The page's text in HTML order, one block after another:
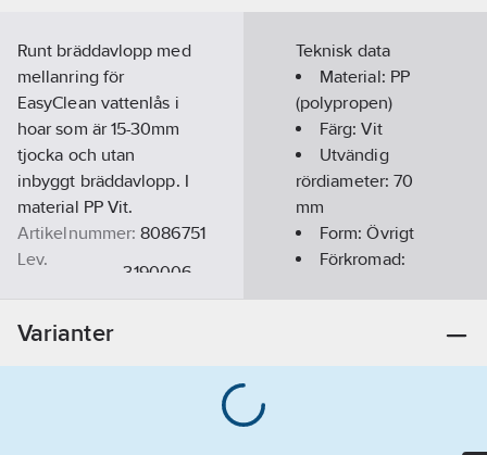
Runt bräddavlopp med
mellanring för
EasyClean vattenlås i
hoar som är 15-30mm
tjocka och utan
inbyggt bräddavlopp. I
material PP Vit.
Artikelnummer: 8086751
Lev.
3190006
Teknisk data
Material: PP
(polypropen)
Färg:Vit
Utvändig
rördiameter:70
mm
Form:Övrigt
Förkromad:
Nej
Varianter